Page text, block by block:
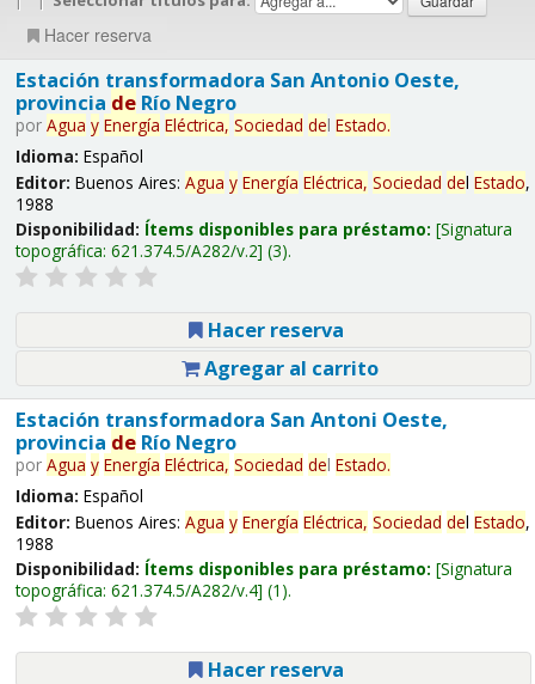
Hacer reserva
Estación transformadora San Antonio Oeste,
provincia deRío Negro
por Agua y Energía Eléctrica, Sociedad del Estado.
Idioma: Español
Editor: Buenos Aires: Agua y Energía Eléctrica, Sociedad del Estado,
1988
Disponibilidad: Ítems disponibles para préstamo: Signatura
topográfica: 621.374.5/A282/v.2 (3).
Hacer reserva
Agregar al carrito
Estación transformadora San Antoni Oeste,
provincia deRío Negro
por Agua y Energía Eléctrica, Sociedad del Estado.
Idioma: Español
Editor: Buenos Aires: Agua y Energía Eléctrica, Sociedad del Estado,
1988
Disponibilidad: Ítems disponibles para préstamo: Signatura
topográfica: 621.374.5/A282/v.4 (1).
Hacer reserva